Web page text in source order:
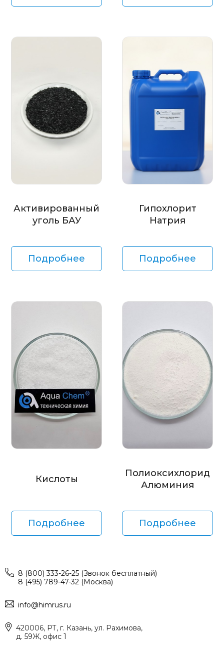
Активированный
уголь БАУ
Подробнее
Гипохлорит
Натрия
Подробнее
Кислоты
Подробнее
Полиоксихлорид
Алюминия
Подробнее
8 (800) 333-26-25 (Звонок бесплатный)
8 (495) 789-47-32 (Москва)
info@himrus.ru
420006, РТ, г. Казань, ул. Рахимова,
д. 59Ж, офис 1